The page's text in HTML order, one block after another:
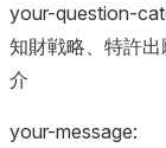
your-question-
知財戦略、特許
介
your-message: